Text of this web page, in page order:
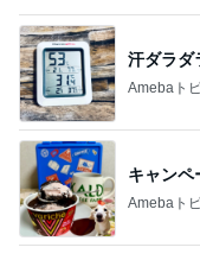
バースデーリワードで
Amebaトピックス
びっくり